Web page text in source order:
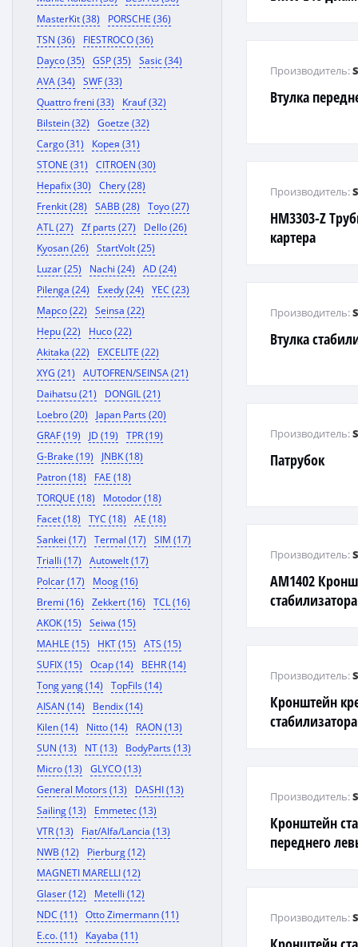
MasterKit (38)
PORSCHE (36)
TSN (36)
FIESTROCO (36)
Dayco (35)
GSP (35)
Sasic (34)
AVA (34)
SWF (33)
Quattro freni (33)
Krauf (32)
Bilstein (32)
Goetze (32)
Cargo (31)
Корея (31)
STONE (31)
CITROEN (30)
Hepafix (30)
Chery (28)
Frenkit (28)
SABB (28)
Toyo (27)
ATL (27)
Zf parts (27)
Dello (26)
Kyosan (26)
StartVolt (25)
Luzar (25)
Nachi (24)
AD (24)
Pilenga (24)
Exedy (24)
YEC (23)
Mapco (22)
Seinsa (22)
Hepu (22)
Huco (22)
Akitaka (22)
EXCELITE (22)
XYG (21)
AUTOFREN/SEINSA (21)
Daihatsu (21)
DONGIL (21)
Loebro (20)
Japan Parts (20)
GRAF (19)
JD (19)
TPR (19)
G-Brake (19)
JNBK (18)
Patron (18)
FAE (18)
TORQUE (18)
Motodor (18)
Facet (18)
TYC (18)
AE (18)
Sankei (17)
Termal (17)
SIM (17)
Trialli (17)
Autowelt (17)
Polcar (17)
Moog (16)
Bremi (16)
Zekkert (16)
TCL (16)
AKOK (15)
Seiwa (15)
MAHLE (15)
HKT (15)
ATS (15)
SUFIX (15)
Ocap (14)
BEHR (14)
Tong yang (14)
TopFils (14)
AISAN (14)
Bendix (14)
Kilen (14)
Nitto (14)
RAON (13)
SUN (13)
NT (13)
BodyParts (13)
Micro (13)
GLYCO (13)
General Motors (13)
DASHI (13)
Sailing (13)
Emmetec (13)
VTR (13)
Fiat/Alfa/Lancia (13)
NWB (12)
Pierburg (12)
MAGNETI MARELLI (12)
Glaser (12)
Metelli (12)
NDC (11)
Otto Zimermann (11)
E.co. (11)
Kayaba (11)
Втулка
Производитель:
HM3303-Z
картера
Производитель:
Втулка
Производитель:
Патрубок
Производитель:
AM1402
Производитель:
Кронштейн
Производитель:
Кронштейн
переднего
Производитель:
Производитель: